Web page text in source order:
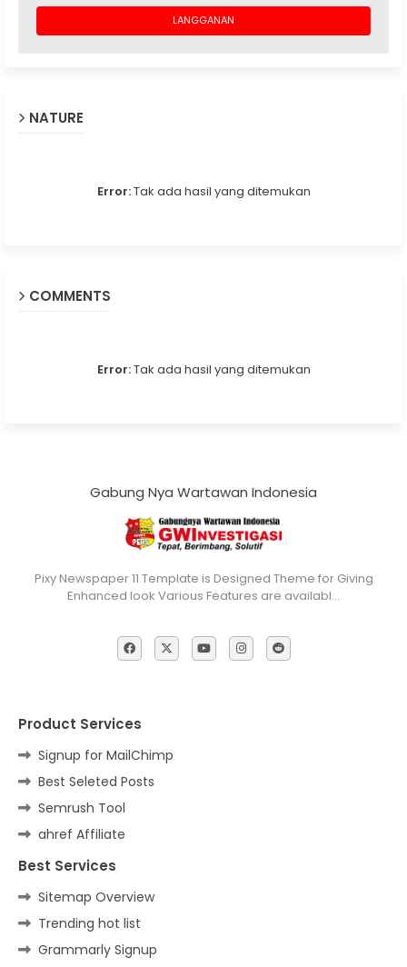
NATURE
Error:Tak ada hasil yang ditemukan
COMMENTS
Error:Tak ada hasil yang ditemukan
Gabung Nya Wartawan Indonesia
Pixy Newspaper 11 Template is Designed Theme for Giving
Enhanced look Various Features are availabl…
Product Services
Signup for MailChimp
Best Seleted Posts
Semrush Tool
ahref Affiliate
Best Services
Sitemap Overview
Trending hot list
Grammarly Signup